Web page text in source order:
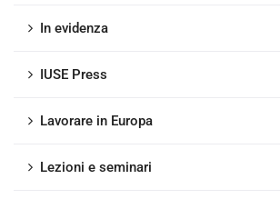
In evidenza
IUSE Press
Lavorare in Europa
Lezioni e seminari